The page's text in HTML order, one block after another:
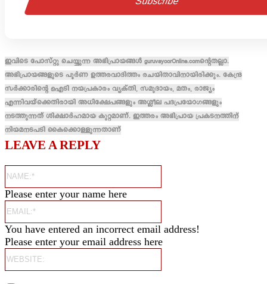
ഇവിടെ പോസ്റ്റു ചെയ്യുന്ന അഭിപ്രായങ്ങൾ guruvayoorOnline.comന്റെതല്ലാ.
അഭിപ്രായങ്ങളുടെ പൂർണ ഉത്തരവാദിത്തം രചയിതാവിനായിരിക്കും. കേന്ദ്ര
സർക്കാരിന്റെ ഐടി നയപ്രകാരം വ്യക്തി, സമുദായം, മതം, രാജ്യം
എന്നിവയ്ക്കെതിരായി അധിക്ഷേപങ്ങളും അശ്ലീല പദപ്രയോഗങ്ങളും
നടത്തുന്നത് ശിക്ഷാർഹമായ കുറ്റമാണ്. ഇത്തരം അഭിപ്രായ പ്രകടനത്തിന്
നിയമനടപടി കൈക്കൊള്ളുന്നതാണ്
LEAVE A REPLY
Please enter your name here
You have entered an incorrect email address!
Please enter your email address here